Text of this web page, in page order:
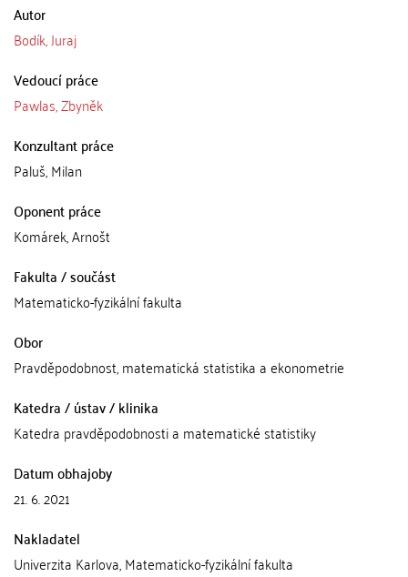
Autor
Bodík, Juraj
Vedoucí práce
Pawlas, Zbyněk
Konzultant práce
Paluš, Milan
Oponent práce
Komárek, Arnošt
Fakulta / součást
Matematicko-fyzikální fakulta
Obor
Pravděpodobnost, matematická statistika a ekonometrie
Katedra / ústav / klinika
Katedra pravděpodobnosti a matematické statistiky
Datum obhajoby
21. 6. 2021
Nakladatel
Univerzita Karlova, Matematicko-fyzikální fakulta